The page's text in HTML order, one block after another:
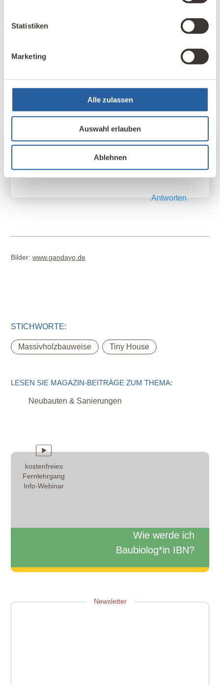
Statistiken
Marketing
Alle zulassen
Auswahl erlauben
Ablehnen
Gerd Meurer
am 28. Juli 2020 um 12:45
Schönes Projekt! Hier würde sich gut die
Energieerzeugung auf dem Dach und eine
Flächenheizung integrieren lassen.
Antworten
Name, E-Mail-Adresse und Website in diesem
Browser für meinen nächsten Kommentar
Kommentar abschicken
Bilder:www.gandayo.de
STICHWORTE:
Massivholzbauweise , Tiny House
LESEN SIE MAGAZIN-BEITRÄGE ZUM THEMA:
Neubauten & Sanierungen
kostenfreies
Fernlehrgang
Info-Webinar
Wie werde ich
Baubiolog*in IBN?
Newsletter